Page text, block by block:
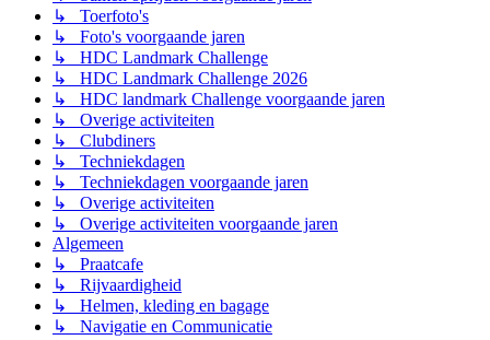
↳ Toerfoto's
↳ Foto's voorgaande jaren
↳ HDC Landmark Challenge
↳ HDC Landmark Challenge 2026
↳ HDC landmark Challenge voorgaande jaren
↳ Overige activiteiten
↳ Clubdiners
↳ Techniekdagen
↳ Techniekdagen voorgaande jaren
↳ Overige activiteiten
↳ Overige activiteiten voorgaande jaren
Algemeen
↳ Praatcafe
↳ Rijvaardigheid
↳ Helmen, kleding en bagage
↳ Navigatie en Communicatie